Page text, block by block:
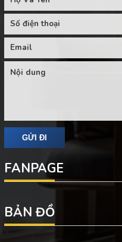
FANPAGE
BẢN ĐỒ